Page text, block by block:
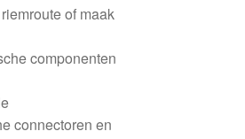
of maak
componenten
connectoren en